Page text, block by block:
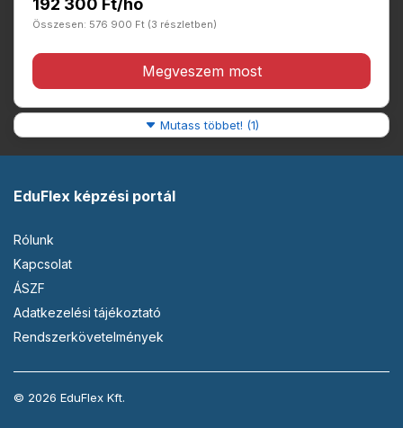
192 300 Ft/hó
Összesen: 576 900 Ft (3 részletben)
Megveszem most
Mutass többet! (1)
EduFlex képzési portál
Rólunk
Kapcsolat
ÁSZF
Adatkezelési tájékoztató
Rendszerkövetelmények
© 2026 EduFlex Kft.